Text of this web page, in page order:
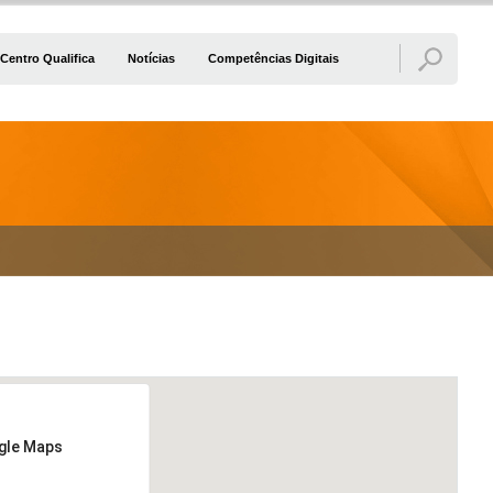
Centro Qualifica Notícias Competências Digitais
Maps